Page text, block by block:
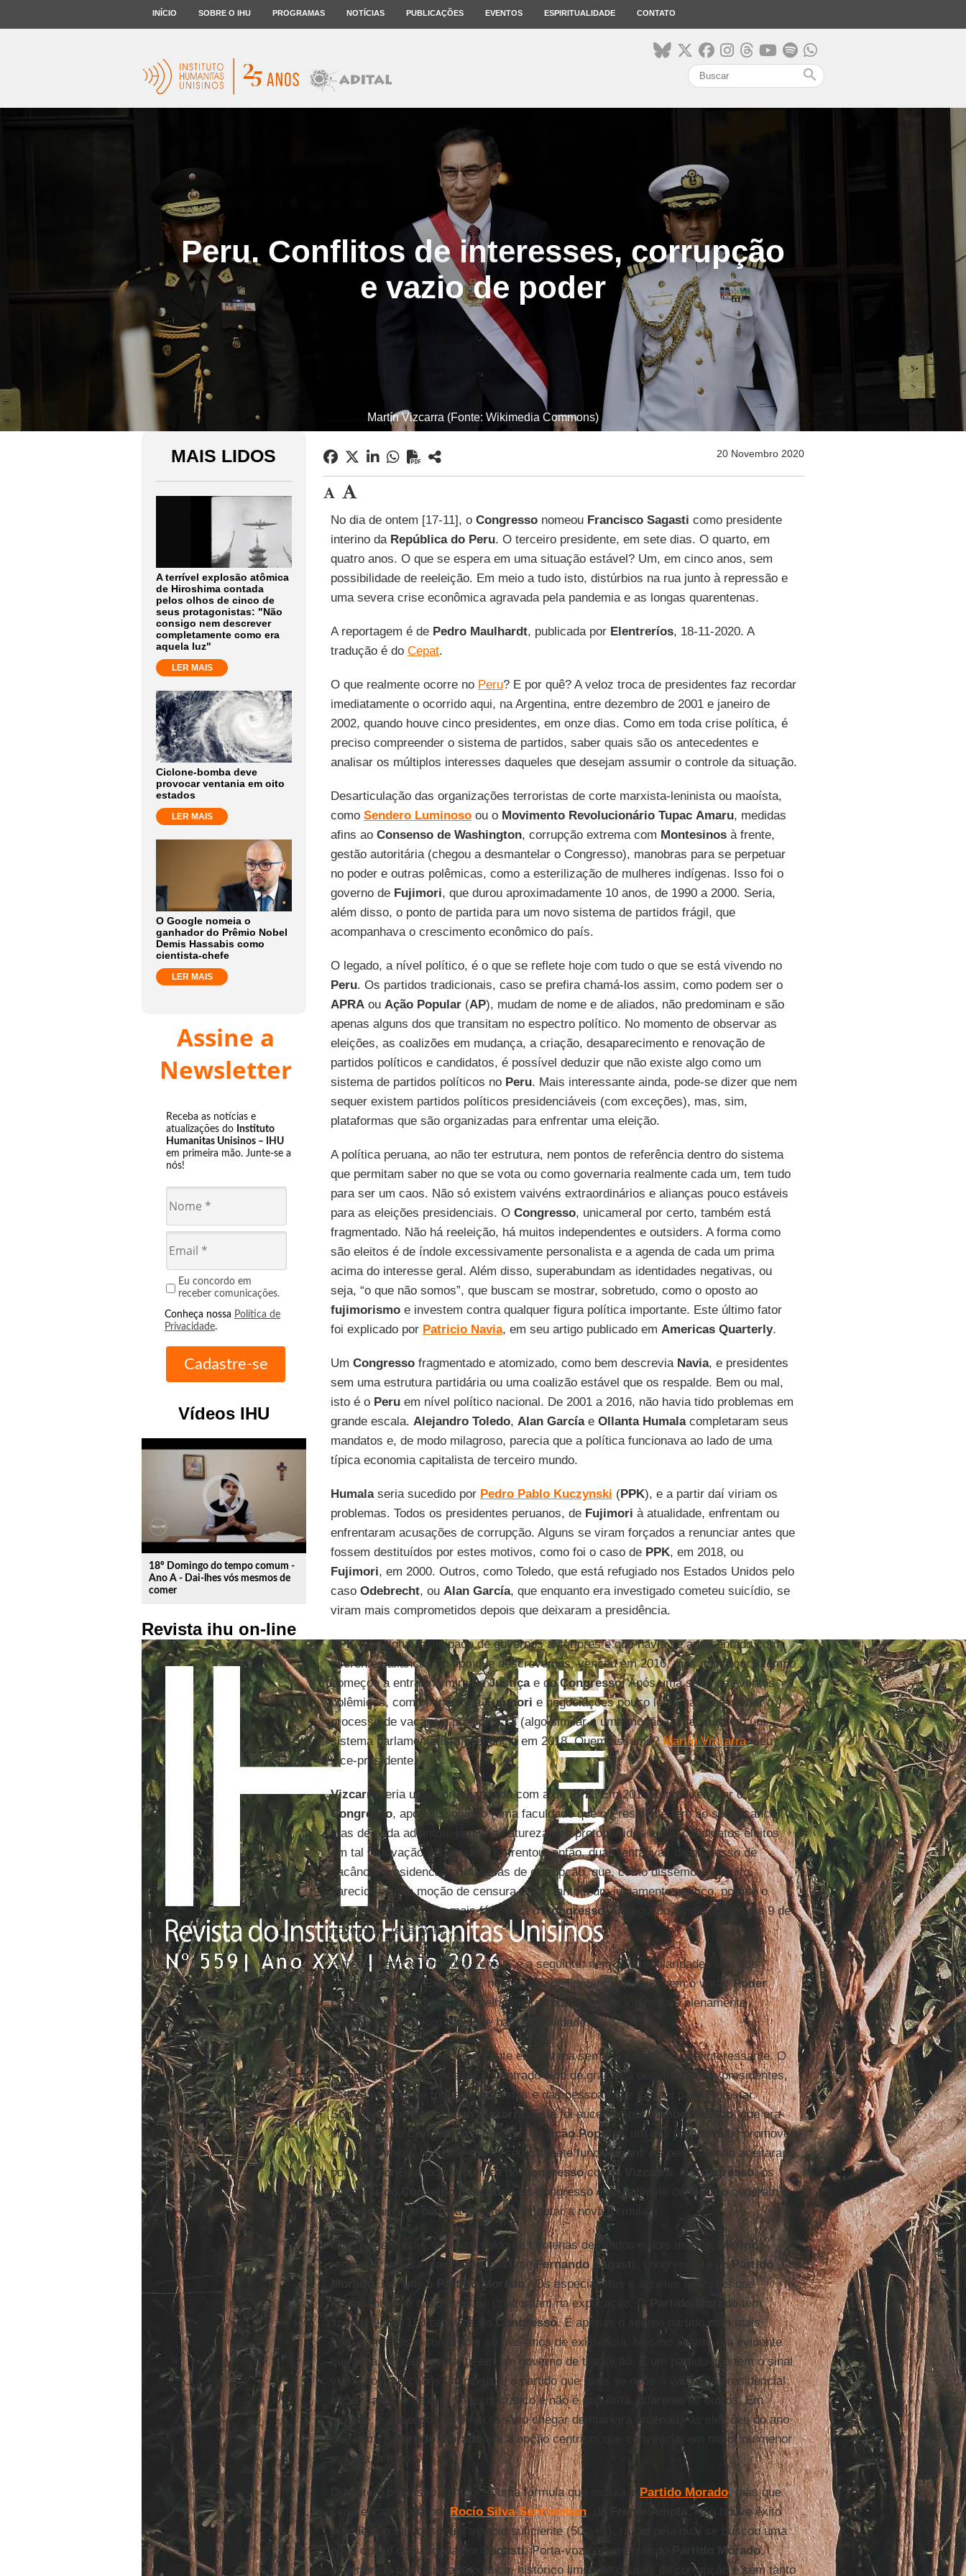
INÍCIO SOBRE O IHU PROGRAMAS NOTÍCIAS PUBLICAÇÕES EVENTOS ESPIRITUALIDADE CONTATO
search
Peru. Conflitos de interesses, corrupção
e vazio de poder
Martín Vizcarra (Fonte: Wikimedia Commons)
MAIS LIDOS
A terrível explosão atômica
de Hiroshima contada
pelos olhos de cinco de
seus protagonistas: "Não
consigo nem descrever
completamente como era
aquela luz"
LER MAIS
Ciclone-bomba deve
provocar ventania em oito
estados
LER MAIS
O Google nomeia o
ganhador do Prêmio Nobel
Demis Hassabis como
cientista-chefe
LER MAIS
Assine a
Newsletter
Receba as notícias e
atualizações do Instituto
Humanitas Unisinos – IHU
em primeira mão. Junte-se a
nós!
Eu concordo em
receber comunicações.
Conheça nossa Política de
Privacidade.
Vídeos IHU
play_circle_outline
18º Domingo do tempo comum -
Ano A - Dai-lhes vós mesmos de
comer
Revista ihu on-line
20 Novembro 2020
No dia de ontem [17-11], o Congressonomeou Francisco Sagasti como presidente
interino da República do Peru. O terceiro presidente, em sete dias. O quarto, em
quatro anos. O que se espera em uma situação estável? Um, em cinco anos, sem
possibilidade de reeleição. Em meio a tudo isto, distúrbios na rua junto à repressão e
uma severa crise econômica agravada pela pandemia e as longas quarentenas.
A reportagem é de Pedro Maulhardt, publicada por Elentreríos, 18-11-2020. A
tradução é do Cepat.
O que realmente ocorre no Peru? E por quê? A veloz troca de presidentes faz recordar
imediatamente o ocorrido aqui, na Argentina, entre dezembro de 2001 e janeiro de
2002, quando houve cinco presidentes, em onze dias. Como em toda crise política, é
preciso compreender o sistema de partidos, saber quais são os antecedentes e
analisar os múltiplos interesses daqueles que desejam assumir o controle da situação.
Desarticulação das organizações terroristas de corte marxista-leninista ou maoísta,
como Sendero Luminosoou o Movimento Revolucionário Tupac Amaru, medidas
afins ao Consenso de Washington, corrupção extrema com Montesinosà frente,
gestão autoritária (chegou a desmantelar o Congresso), manobras para se perpetuar
no poder e outras polêmicas, como a esterilização de mulheres indígenas. Isso foi o
governo de Fujimori, que durou aproximadamente 10 anos, de 1990 a 2000. Seria,
além disso, o ponto de partida para um novo sistema de partidos frágil, que
acompanhava o crescimento econômico do país.
O legado, a nível político, é o que se reflete hoje com tudo o que se está vivendo no
Peru. Os partidos tradicionais, caso se prefira chamá-los assim, como podem ser o
APRAou Ação Popular(AP), mudam de nome e de aliados, não predominam e são
apenas alguns dos que transitam no espectro político. No momento de observar as
eleições, as coalizões em mudança, a criação, desaparecimento e renovação de
partidos políticos e candidatos, é possível deduzir que não existe algo como um
sistema de partidos políticos no Peru. Mais interessante ainda, pode-se dizer que nem
sequer existem partidos políticos presidenciáveis (com exceções), mas, sim,
plataformas que são organizadas para enfrentar uma eleição.
A política peruana, ao não ter estrutura, nem pontos de referência dentro do sistema
que permitam saber no que se vota ou como governaria realmente cada um, tem tudo
para ser um caos. Não só existem vaivéns extraordinários e alianças pouco estáveis
para as eleições presidenciais. O Congresso, unicameral por certo, também está
fragmentado. Não há reeleição, há muitos independentes e outsiders. A forma como
são eleitos é de índole excessivamente personalista e a agenda de cada um prima
acima do interesse geral. Além disso, superabundam as identidades negativas, ou
seja, “o que não somos”, que buscam se mostrar, sobretudo, como o oposto ao
fujimorismoe investem contra qualquer figura política importante. Este último fator
foi explicado por Patricio Navia, em seu artigo publicado em Americas Quarterly.
Um Congressofragmentado e atomizado, como bem descrevia Navia, e presidentes
sem uma estrutura partidária ou uma coalizão estável que os respalde. Bem ou mal,
isto é o Peruem nível político nacional. De 2001 a 2016, não havia tido problemas em
grande escala. Alejandro Toledo, Alan Garcíae Ollanta Humalacompletaram seus
mandatos e, de modo milagroso, parecia que a política funcionava ao lado de uma
típica economia capitalista de terceiro mundo.
Humalaseria sucedido por Pedro Pablo Kuczynski (PPK), e a partir daí viriam os
problemas. Todos os presidentes peruanos, de Fujimori à atualidade, enfrentam ou
enfrentaram acusações de corrupção. Alguns se viram forçados a renunciar antes que
fossem destituídos por estes motivos, como foi o caso de PPK, em 2018, ou
Fujimori, em 2000. Outros, como Toledo, que está refugiado nos Estados Unidos pelo
caso Odebrecht, ou Alan García, que enquanto era investigado cometeu suicídio, se
viram mais comprometidos depois que deixaram a presidência.
PPK, que tinha participado de governos anteriores e que havia se apresentado com
diferentes alianças do tipo que descrevemos, venceu em 2016, mas com pouco tempo
começou a entrar na mira daJustiçae doCongresso. Após uma série de eventos
polêmicos, como o indulto aFujimori e negociações pouco legítimas para evitar o
processo de vacância presidencial (algo similar a uma moção de censura em um
sistema parlamentarista), renuncia em 2018. Quem assume?Martín Vizcarra, seu
vice-presidente.
Vizcarrateria uma sorte parecida com a dePPK. Em 2019, tentou renovar o
Congresso, após dissolvê-lo (uma faculdade que o Presidente tem ao seu alcance),
mas de nada adiantou, já que a natureza dos protopartidos e dos candidatos eleitos
em tal renovação não mudou. Enfrentou, então, duas tentativas de processo de
vacância presidencial por causas de corrupção, que, como dissemos, é muito
parecido a uma moção de censura e não tanto a um julgamento político, porque o
procedimento é muito mais fácil para oCongresso. O segundo, finalizado no dia 9 de
novembro, teve êxito.
A mensagem, ao final das contas, é a seguinte: nem as irregularidades dos que
ocupam oPoder Executivo, nem a falta de liderança destes, nem o vorazPoder
Legislativo, cooptado pela velha guarda política e por interesses plenamente
pessoais, colaboram para que haja estabilidade.
Nesse sentido, o ocorrido durante esta última semana é mais do que interessante. O
Congresso, que parece ter encontrado algo de graça na destituição dos presidentes,
esteve na mira de todos os analistas e das pessoas que saíram para protestar.
Sobretudo dos que apoiamVizcarra. Este foi sucedido porManuel Merino, que era
presidente do
Congresso e membro do Ação Popular, um dos partidos que promoveu
o impeachment. Nem ele e nem seu gabinete funcionaram. As pessoas não aceitaram,
por A ou por B, a jogada política do Congressocontra Vizcarra . OCongresso, os
membros do
Conselho Executivodo Congresso e do gabinete deMerinocederam e
perceberam que não era possível sustentar a nova fórmula.
Cinco dias depois, com um saldo de centenas de feridos e dois mortos,
Merino
renuncia. Um dia mais tarde, assumeFernando Sagasti , congressista doPartido
Morado . Por que o Partido Morado? Os especialistas e aqueles analistas que
acompanham o caso peruano concordam na explicação. O
Moradotem
apenas 9 das 130 cadeiras no Congresso. É apenas o sétimo partido com mais
representantes e conta com só três anos de existência. Mesmo assim, era evidente
que teria um representante em um governo de transição. É um partido que tem o sinal
verde dos mercados financeiros, o partido que mais se opôs à vacância presidencial
de
Vizcarra
, é de centro, tecnocrático e não é populista, diferente de outros. Em
síntese, e sabendo que é necessário chegar de maneira ordenada às eleições do ano
que vem, o
Partido Morado
era a opção centrista que convencia, em maior ou menor
medida, a todos.
Durante o processo, tentou-se uma fórmula que incluía o Partido Morado, mas que
seria encabeçada por Rocío Silva-Santisteban, do Frente Ampla
. Não houve êxito
porque não se conseguiu o apoio suficiente (50%+1), razão pela qual se buscou uma
nova opção comandada por
Sagasti. Porta-voz parlamentar do Partido Morado,
experiência profissional e política, histórico limpo de causas de corrupção e sem tanto